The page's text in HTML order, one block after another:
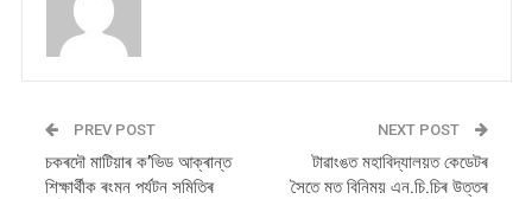
PREV POST
চকৰদৌ মাটিয়াৰ ক’ভিড আক্ৰান্ত
শিক্ষাৰ্থীক ৰংমন পৰ্যটন সমিতিৰ
NEXT POST
টাৱাংঙত মহাবিদ্যালয়ত কেডেটৰ
সৈতে মত বিনিময় এন.চি.চিৰ উত্তৰ